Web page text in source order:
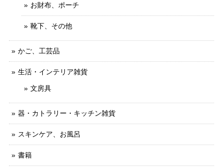
お財布、ポーチ
靴下、その他
かご、工芸品
生活・インテリア雑貨
文房具
器・カトラリー・キッチン雑貨
スキンケア、お風呂
書籍